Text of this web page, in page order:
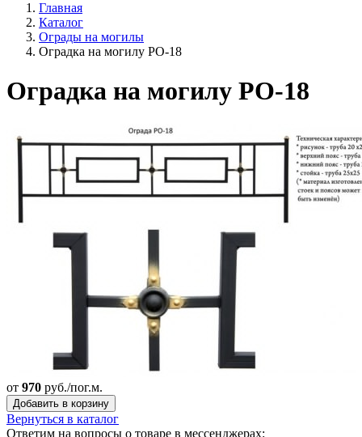
Главная
Каталог
Ограды на могилы
Оградка на могилу РО-18
Оградка на могилу РО-18
от 970 руб./пог.м.
Добавить в корзину
Вернуться в каталог
Ответим на вопросы о товаре в мессенджерах: